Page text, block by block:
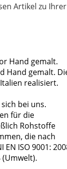
Artikel zu Ihrer
Hand gemalt.
Hand gemalt.
realisiert.
bei uns.
für die
Rohstoffe
die nach
ISO 9001:
(Umwelt).